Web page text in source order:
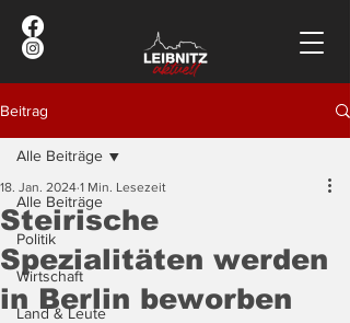
Beitrag
Alle Beiträge
Politik
Wirtschaft
Land & Leute
Alle Beiträge
Steirische
Spezialitäten werden
in Berlin beworben
18. Jan. 2024 1 Min. Lesezeit